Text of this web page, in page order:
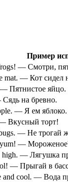
Пример
— Смотри,
mat. — Кот сидел
Пятнистое яйцо.
на бревно.
— Я ем яблоко.
Вкусный торт!
— Не трогай
yum! —
high. — Лягушка
— Прыгай в
and cool. — Вода